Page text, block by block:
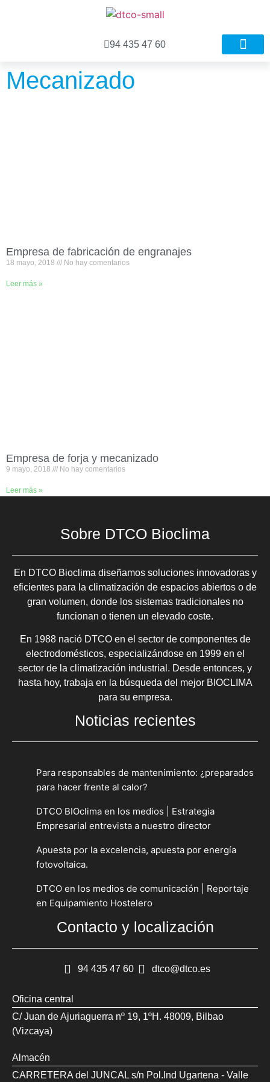
94 435 47 60
Mecanizado
Empresa de fabricación de engranajes
18 mayo, 2018 No hay comentarios
Leer más »
Empresa de forja y mecanizado
9 mayo, 2018 No hay comentarios
Leer más »
Sobre DTCO Bioclima
En DTCO Bioclima diseñamos soluciones innovadoras y
eficientes para la climatización de espacios abiertos o de
gran volumen, donde los sistemas tradicionales no
funcionan o tienen un elevado coste.
En 1988 nació DTCO en el sector de componentes de
electrodomésticos, especializándose en 1999 en el
sector de la climatización industrial. Desde entonces, y
hasta hoy, trabaja en la búsqueda del mejor BIOCLIMA
para su empresa.
Noticias recientes
Para responsables de mantenimiento: ¿preparados
para hacer frente al calor?
DTCO BIOclima en los medios | Estrategia
Empresarial entrevista a nuestro director
Apuesta por la excelencia, apuesta por energía
fotovoltaica.
DTCO en los medios de comunicación | Reportaje
en Equipamiento Hostelero
Contacto y localización
94 435 47 60 dtco@dtco.es
Oficina central
C/ Juan de Ajuriaguerra nº 19, 1ºH. 48009, Bilbao
(Vizcaya)
Almacén
CARRETERA del JUNCAL s/n Pol.Ind Ugartena - Valle